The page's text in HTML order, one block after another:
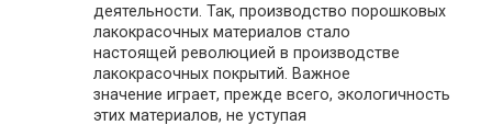
деятельности. Так, производство порошковых
лакокрасочных материалов стало
настоящей революцией в производстве
лакокрасочных покрытий. Важное
значение играет, прежде всего, экологичность
этих материалов, не уступая